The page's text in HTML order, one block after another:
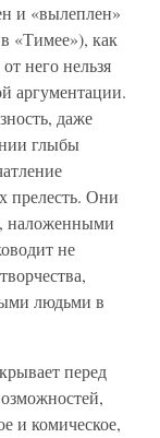
и «вылеплен»
«Тимее»), как
него нельзя
аргументации.
даже
глыбы
прелесть. Они
наложенными
не
людьми в
перед
и комическое,